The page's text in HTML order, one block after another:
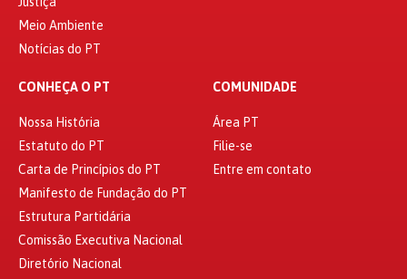
Meio Ambiente
Notícias do PT
CONHEÇA O PT
Nossa História
Estatuto do PT
Carta de Princípios do PT
Manifesto de Fundação do PT
Estrutura Partidária
Comissão Executiva Nacional
Diretório Nacional
COMUNIDADE
Área PT
Filie-se
Entre em contato